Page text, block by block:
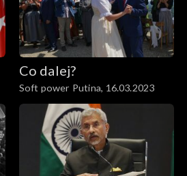
Co dalej?
Soft power Putina, 16.03.2023